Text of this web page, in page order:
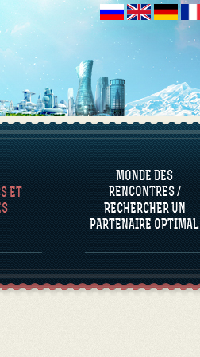
ET
MONDE DES
RENCONTRES /
RECHERCHER UN
PARTENAIRE OPTIMAL